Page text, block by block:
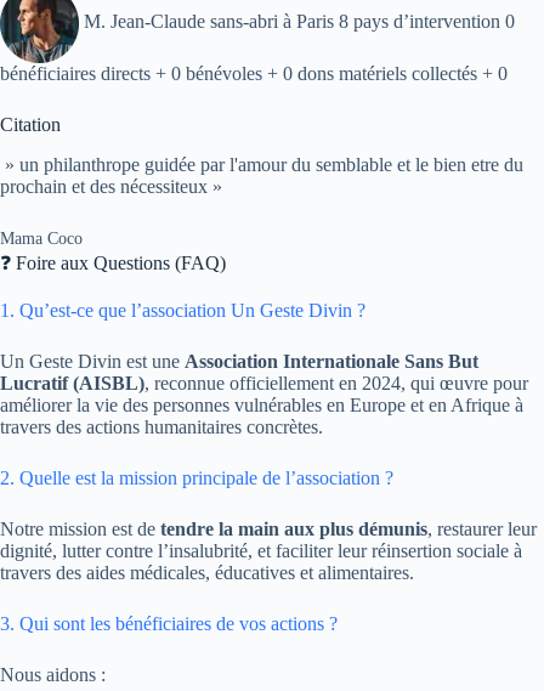
M. Jean-Claude sans-abri à Paris 8 pays d’intervention 0
bénéficiaires directs + 0 bénévoles + 0 dons matériels collectés + 0
Citation
» un philanthrope guidée par l'amour du semblable et le bien etre du
prochain et des nécessiteux »
Mama Coco
❓ Foire aux Questions (FAQ)
1. Qu’est-ce que l’association Un Geste Divin ?
Un Geste Divin est une Association Internationale Sans But
Lucratif (AISBL), reconnue officiellement en 2024, qui œuvre pour
améliorer la vie des personnes vulnérables en Europe et en Afrique à
travers des actions humanitaires concrètes.
2. Quelle est la mission principale de l’association ?
Notre mission est de tendre la main aux plus démunis, restaurer leur
dignité, lutter contre l’insalubrité, et faciliter leur réinsertion sociale à
travers des aides médicales, éducatives et alimentaires.
3. Qui sont les bénéficiaires de vos actions ?
Nous aidons :